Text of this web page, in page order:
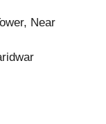
Near